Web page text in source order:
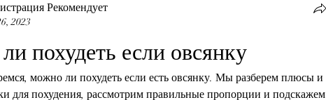
Рекомендует
2023
похудеть если овсянку
можно ли похудеть если есть овсянку. Мы разберем плюсы и
для похудения, рассмотрим правильные пропорции и подскажем